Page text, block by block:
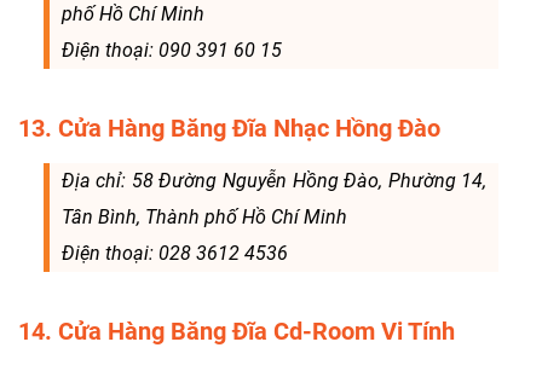
phố Hồ Chí Minh
Điện thoại: 090 391 60 15
13. Cửa Hàng Băng Đĩa Nhạc Hồng Đào
Địa chỉ: 58 Đường Nguyễn Hồng Đào, Phường 14,
Tân Bình, Thành phố Hồ Chí Minh
Điện thoại: 028 3612 4536
14. Cửa Hàng Băng Đĩa Cd-Room Vi Tính